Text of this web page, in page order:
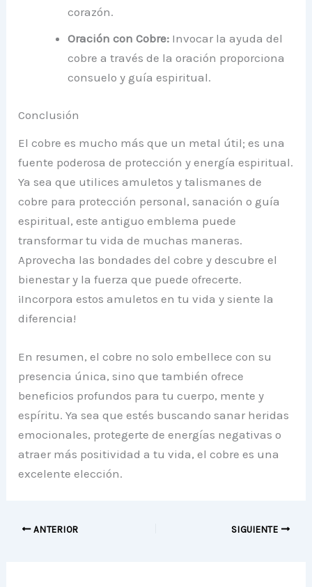
corazón.
Oración con Cobre: Invocar la ayuda del
cobre a través de la oración proporciona
consuelo y guía espiritual.
Conclusión
El cobre es mucho más que un metal útil; es una
fuente poderosa de protección y energía espiritual.
Ya sea que utilices amuletos y talismanes de
cobre para protección personal, sanación o guía
espiritual, este antiguo emblema puede
transformar tu vida de muchas maneras.
Aprovecha las bondades del cobre y descubre el
bienestar y la fuerza que puede ofrecerte.
¡Incorpora estos amuletos en tu vida y siente la
diferencia!
En resumen, el cobre no solo embellece con su
presencia única, sino que también ofrece
beneficios profundos para tu cuerpo, mente y
espíritu. Ya sea que estés buscando sanar heridas
emocionales, protegerte de energías negativas o
atraer más positividad a tu vida, el cobre es una
excelente elección.
ANTERIOR SIGUIENTE